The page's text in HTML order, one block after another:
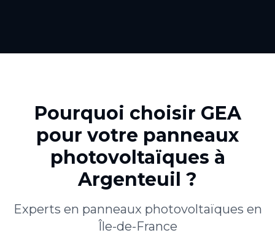
Pourquoi choisir GEA
pour votre panneaux
photovoltaïques à
Argenteuil ?
Experts en panneaux photovoltaïques en
Île-de-France